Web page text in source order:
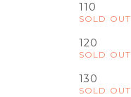
110
SOLD OUT
120
SOLD OUT
130
SOLD OUT